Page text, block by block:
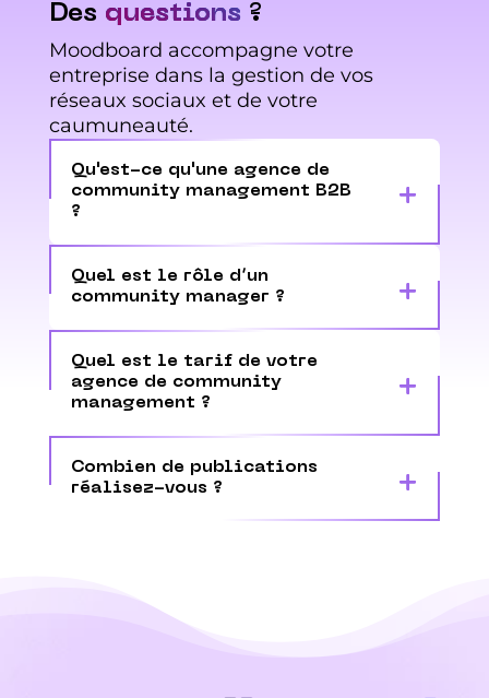
Des questions ?
Moodboard accompagne votre
entreprise dans la gestion de vos
réseaux sociaux et de votre
caumuneauté.
Qu'est-ce qu'une agence de
community management B2B
?
Quel est le rôle d’un
community manager ?
Quel est le tarif de votre
agence de community
management ?
Combien de publications
réalisez-vous ?